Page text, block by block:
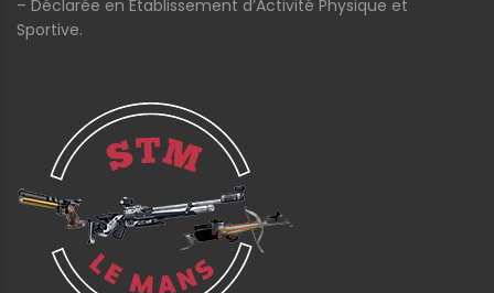
– Déclarée en Etablissement d’Activité Physique et
Sportive.